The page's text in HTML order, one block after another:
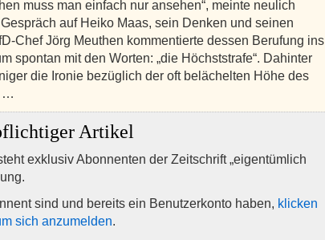
muss man einfach nur ansehen“, meinte neulich
auf Heiko Maas, sein Denken und seinen
Chef Jörg Meuthen kommentierte dessen Berufung ins
spontan mit den Worten: „die Höchststrafe“. Dahinter
die Ironie bezüglich der oft belächelten Höhe des
…
Artikel
exklusiv Abonnenten der Zeitschrift „eigentümlich
sind und bereits ein Benutzerkonto haben, klicken
sich anzumelden.